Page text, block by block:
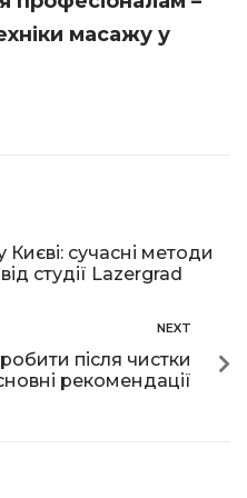
масажу у
сучасні методи
студії Lazergrad
NEXT
після чистки
рекомендації